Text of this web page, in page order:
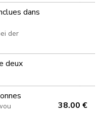
dans
der
deux
38.00 €